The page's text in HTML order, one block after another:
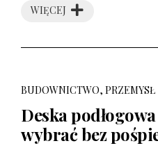
WIĘCEJ
BUDOWNICTWO, PRZEMYSŁ
Deska
wybrać bez